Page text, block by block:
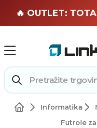
🏄
🔥 OUTLET:
Informatika
Futrole